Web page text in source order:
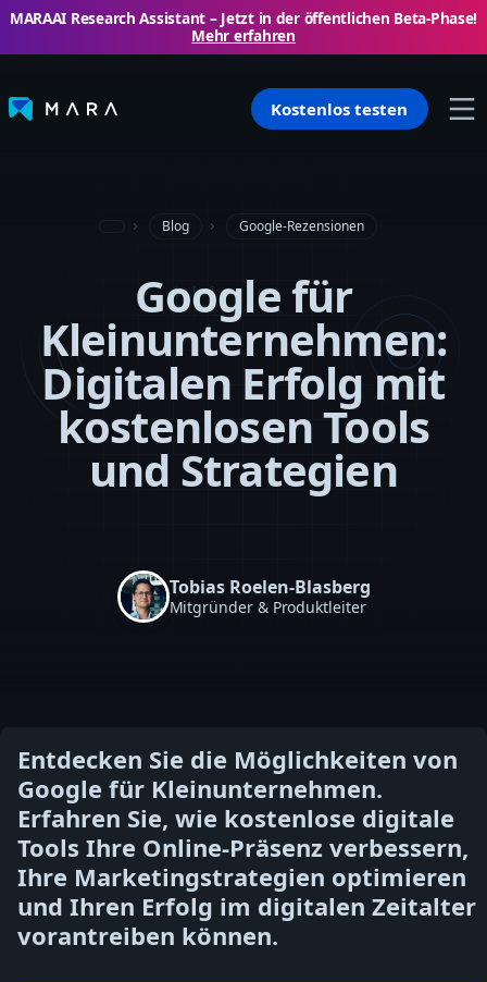
MARAAI Research Assistant – ​​Jetzt in der öffentlichen Beta-Phase!
Mehr erfahren
Kostenlos testen
Blog Google-Rezensionen
Google für
Kleinunternehmen:
Digitalen Erfolg mit
kostenlosen Tools
und Strategien
Tobias Roelen-Blasberg
Mitgründer & Produktleiter
Entdecken Sie die Möglichkeiten von
Google für Kleinunternehmen.
Erfahren Sie, wie kostenlose digitale
Tools Ihre Online-Präsenz verbessern,
Ihre Marketingstrategien optimieren
und Ihren Erfolg im digitalen Zeitalter
vorantreiben können.